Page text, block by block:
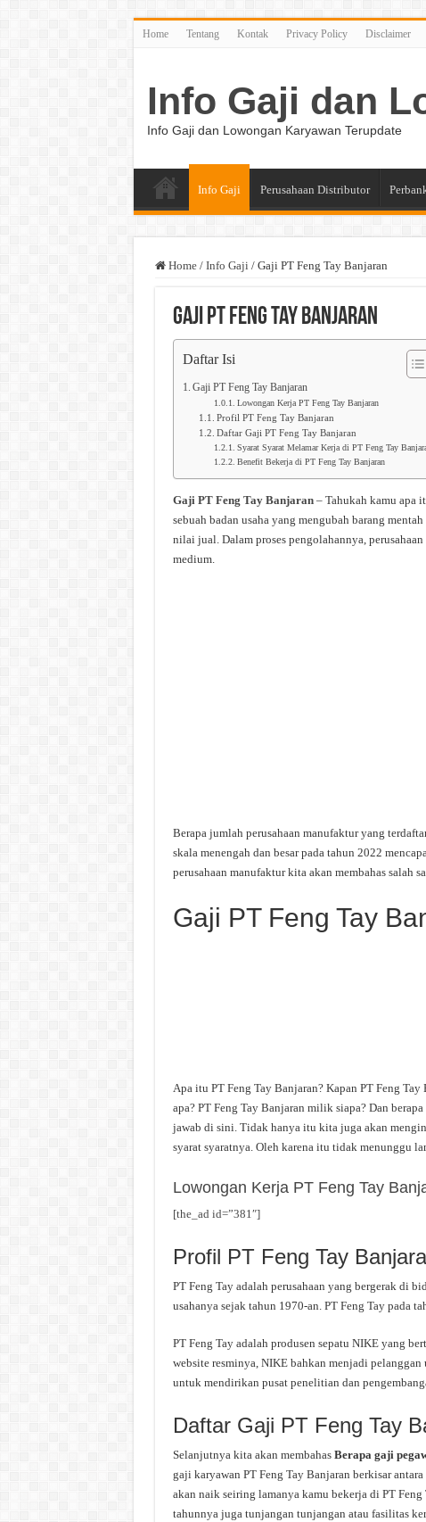
Home Tentang Kontak Privacy Policy Disclaimer
Info Gaji dan
Info Gaji dan Lowongan Karyawan Terupdate
Info Gaji Perusahaan Distributor
Home / Info Gaji / Gaji PT Feng Tay Banjaran
Gaji PT Feng Tay Banjaran
Daftar Isi
Gaji PT Feng Tay Banjaran
Lowongan Kerja PT Feng Tay Banjaran
Profil PT Feng Tay Banjaran
Daftar Gaji PT Feng Tay Banjaran
Syarat Syarat Melamar Kerja di PT Feng Tay
Benefit Bekerja di PT Feng Tay Banjaran
Gaji PT Feng Tay Banjaran– Tahukah kamu apa
sebuah badan usaha yang mengubah barang
nilai jual. Dalam proses pengolahannya,
medium.
Berapa jumlah perusahaan manufaktur yang
skala menengah dan besar pada tahun 2022
perusahaan manufaktur kita akan membahas salah
Gaji PT Feng Tay
Apa itu PT Feng Tay Banjaran? Kapan PT Feng
apa? PT Feng Tay Banjaran milik siapa? Dan
jawab di sini. Tidak hanya itu kita juga akan
syarat syaratnya. Oleh karena itu tidak menunggu
Lowongan Kerja PT Feng Tay
[the_ad id=”381″]
Profil PT Feng Tay
PT Feng Tay adalah perusahaan yang bergerak di
usahanya sejak tahun 1970-an. PT Feng Tay pada
PT Feng Tay adalah produsen sepatu NIKE yang
website resminya, NIKE bahkan menjadi pelanggan
untuk mendirikan pusat penelitian dan
Daftar Gaji PT Feng Tay
Selanjutnya kita akan membahas Berapa gaji
gaji karyawan PT Feng Tay Banjaran berkisar
akan naik seiring lamanya kamu bekerja di PT
tahunnya juga tunjangan tunjangan atau fasilitas